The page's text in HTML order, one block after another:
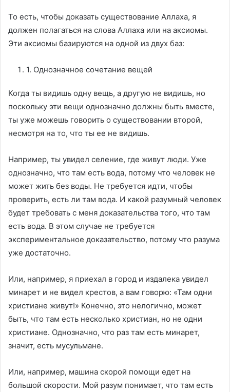
То есть, чтобы доказать существование Аллаха, я
должен полагаться на слова Аллаха или на аксиомы.
Эти аксиомы базируются на одной из двух баз:
1. Однозначное сочетание вещей
Когда ты видишь одну вещь, а другую не видишь, но
поскольку эти вещи однозначно должны быть вместе,
ты уже можешь говорить о существовании второй,
несмотря на то, что ты ее не видишь.
Например, ты увидел селение, где живут люди. Уже
однозначно, что там есть вода, потому что человек не
может жить без воды. Не требуется идти, чтобы
проверить, есть ли там вода. И какой разумный человек
будет требовать с меня доказательства того, что там
есть вода. В этом случае не требуется
экспериментальное доказательство, потому что разума
уже достаточно.
Или, например, я приехал в город и издалека увидел
минарет и не видел крестов, а вам говорю: «Там одни
христиане живут!» Конечно, это нелогично, может
быть, что там есть несколько христиан, но не одни
христиане. Однозначно, что раз там есть минарет,
значит, есть мусульмане.
Или, например, машина скорой помощи едет на
большой скорости. Мой разум понимает, что там есть